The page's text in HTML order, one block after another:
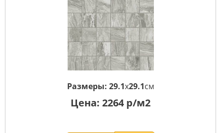
Размеры: 29.1x29.1см
Цена: 2264 р/м2